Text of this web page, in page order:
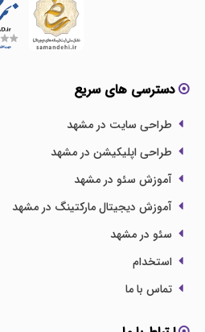
دسترسی های سریع
طراحی سایت در مشهد
طراحی اپلیکیشن در مشهد
آموزش سئو در مشهد
آموزش دیجیتال مارکتینگ در مشهد
سئو در مشهد
استخدام
تماس با ما